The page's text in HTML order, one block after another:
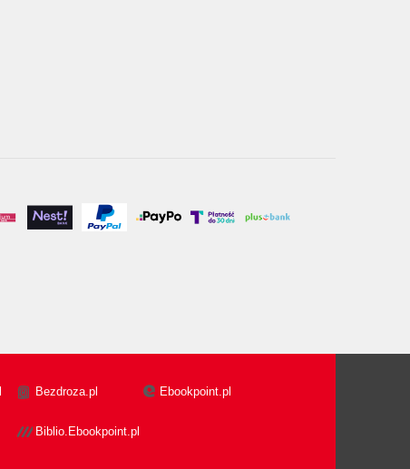
Bezdroza.pl Ebookpoint.pl
Biblio.Ebookpoint.pl